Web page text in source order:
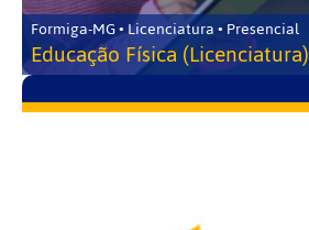
Formiga-MG • Licenciatura • Presencial
Educação Física (Licenciatura)